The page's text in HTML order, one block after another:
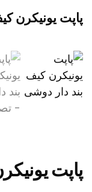
پاپت یونیکرن
پاپت